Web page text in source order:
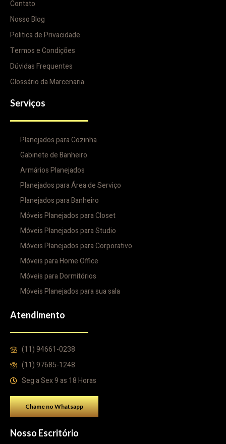
Contato
Nosso Blog
Politica de Privacidade
Termos e Condições
Dúvidas Frequentes
Glossário da Marcenaria
Serviços
Planejados para Cozinha
Gabinete de Banheiro
Armários Planejados
Planejados para Área de Serviço
Planejados para Banheiro
Móveis Planejados para Closet
Móveis Planejados para Studio
Móveis Planejados para Corporativo
Móveis para Home Office
Móveis para Dormitórios
Móveis Planejados para sua sala
Atendimento
(11) 94661-0238
(11) 97685-1248
Seg a Sex 9 as 18 Horas
Chame no Whatsapp
Nosso Escritório